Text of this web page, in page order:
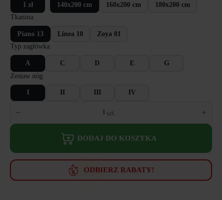
1 zł 140x200 cm 160x200 cm
180x200 cm
Tkanina
Piano 13 Linea 10
Zoya 01
Typ zagłówka
A C D E
G
Zestaw nóg
I II III IV
ilość
Materac
Hybrid
z
łóżkiem
Tailor
3.0
za
DODAJ DO KOSZYKA
ODBIERZ RABATY!